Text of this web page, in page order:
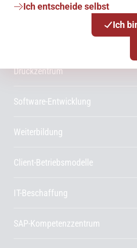
Ich entscheide selbst
Ich
Projektmanagement
Druckzentrum
Software-Entwicklung
Weiterbildung
Client-Betriebsmodelle
IT-Beschaffung
SAP-Kompetenzzentrum